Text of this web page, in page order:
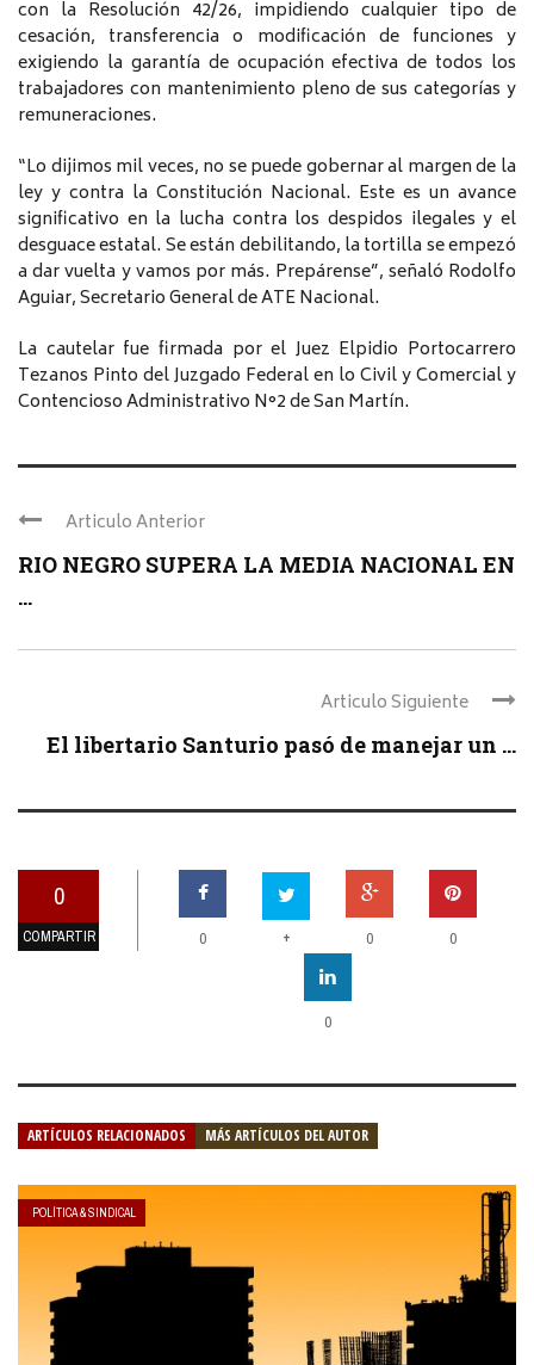
con la Resolución 42/26, impidiendo cualquier tipo de
cesación, transferencia o modificación de funciones y
exigiendo la garantía de ocupación efectiva de todos los
trabajadores con mantenimiento pleno de sus categorías y
remuneraciones.
“Lo dijimos mil veces, no se puede gobernar al margen de la
ley y contra la Constitución Nacional. Este es un avance
significativo en la lucha contra los despidos ilegales y el
desguace estatal. Se están debilitando, la tortilla se empezó
a dar vuelta y vamos por más. Prepárense”, señaló Rodolfo
Aguiar, Secretario General de ATE Nacional.
La cautelar fue firmada por el Juez Elpidio Portocarrero
Tezanos Pinto del Juzgado Federal en lo Civil y Comercial y
Contencioso Administrativo N°2 de San Martín.
Articulo Anterior
RIO NEGRO SUPERA LA MEDIA NACIONAL EN
...
Articulo Siguiente
El libertario Santurio pasó de manejar un ...
0
COMPARTIR 0 + 0 0
0
ARTÍCULOS RELACIONADOS MÁS ARTÍCULOS DEL AUTOR
POLÍTICA & SINDICAL